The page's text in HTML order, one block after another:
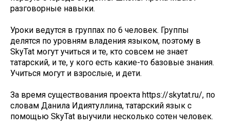
разговорные навыки.
Уроки ведутся в группах по 6 человек. Группы
делятся по уровням владения языком, поэтому в
SkyTat могут учиться и те, кто совсем не знает
татарский, и те, у кого есть какие-то базовые знания.
Учиться могут и взрослые, и дети.
За время существования проекта https://skytat.ru/, по
словам Данила Идиятуллина, татарский язык с
помощью SkyTat выучили несколько сотен человек.